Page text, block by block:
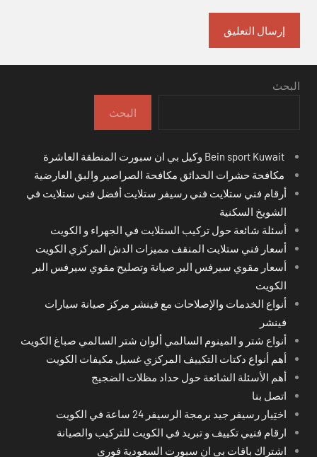
البحث
البحث
مكافحة حشرات الحدائق مكافحة الصراصير والبق العارضية
أرقام فني ستلايت فني رسيفر ستلايت أفضل فني ستلايت في
الشويخ السكنية
أسئلة شائعة حول تركيب الستلايت في الجهراء و الكويت
أسعار فني ستلايت المنقف مميزات الدش المركزي الكويت
أسعار مقوي سيرفس البر صيانة وتصليح مقوي سيرفس البر
الكويت
أنواع الخدمات والإصلاحات مع فينشر مركز صيانة سيارات
فينشر
أنواع شتر و المينوم السالمي ألوان شتر السالمي صباغ الكويت
أهم أنواع دكتات التكييف المركزي غسيل مكيفات الكويت
أهم الأسئلة الشائعة حول حداد مظلات الضجيج
اتصل بنا
اختِيار رسيفر جيد برمجة الرسيفر 24 ساعة في الكويت
ارقام فنيي تكييف و تبريد في الكويت للتركيب والصيانة
اشتراك باقات بي ان سبورت السعودية فوري